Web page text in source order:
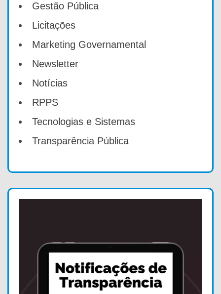
Gestão Pública
Licitações
Marketing Governamental
Newsletter
Notícias
RPPS
Tecnologias e Sistemas
Transparência Pública